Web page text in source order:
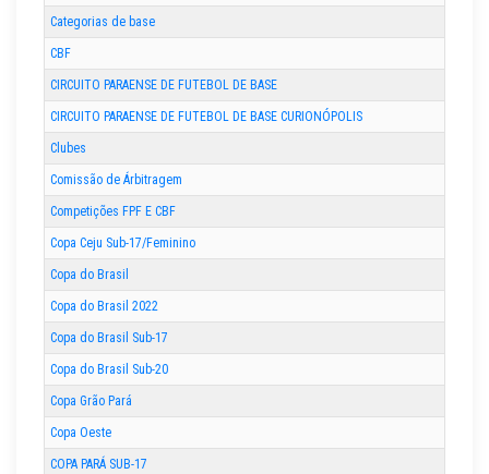
Categorias de base
CBF
CIRCUITO PARAENSE DE FUTEBOL DE BASE
CIRCUITO PARAENSE DE FUTEBOL DE BASE CURIONÓPOLIS
Clubes
Comissão de Árbitragem
Competições FPF E CBF
Copa Ceju Sub-17/Feminino
Copa do Brasil
Copa do Brasil 2022
Copa do Brasil Sub-17
Copa do Brasil Sub-20
Copa Grão Pará
Copa Oeste
COPA PARÁ SUB-17